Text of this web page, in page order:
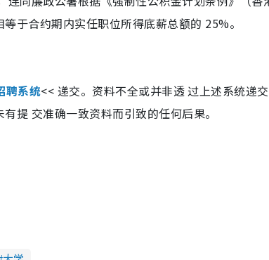
于合约期内实任职位所得底薪总额的 25%。
聘系统<< 递交。资料不全或并非透 过上述系统递
提 交准确一致资料而引致的任何后果。